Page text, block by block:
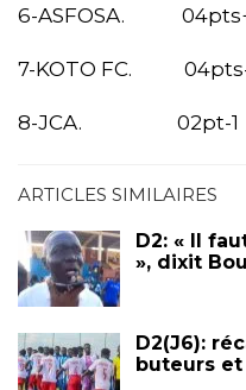
6-ASFOSA.
7-KOTO FC. 04pts-
8-JCA. 02pt-1
ARTICLES SIMILAIRES
D2: « Il
», dixit
D2(J6):
buteurs